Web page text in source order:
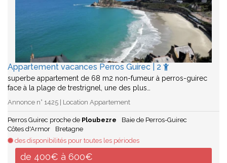
Appartement vacances Perros Guirec | 2
superbe appartement de 68 m2 non-fumeur à perros-guirec
face à la plage de trestrignel, une des plus…
Annonce n° 1425 | Location Appartement
Perros Guirec proche de Ploubezre
Baie de Perros-Guirec
Côtes d'Armor
Bretagne
des disponibilités pour toutes les périodes
de 400€ à 600€